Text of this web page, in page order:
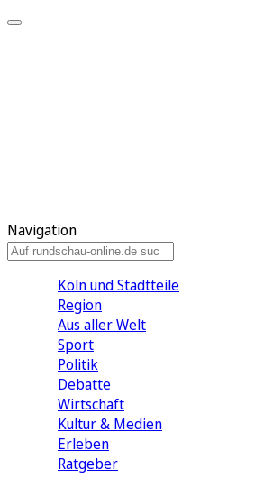
Navigation
Köln und Stadtteile
Region
Aus aller Welt
Sport
Politik
Debatte
Wirtschaft
Kultur & Medien
Erleben
Ratgeber